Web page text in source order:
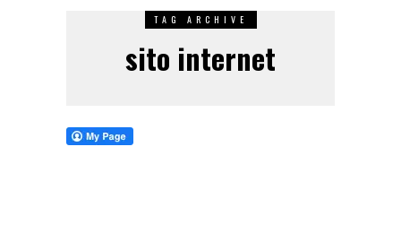
TAG ARCHIVE
sito internet